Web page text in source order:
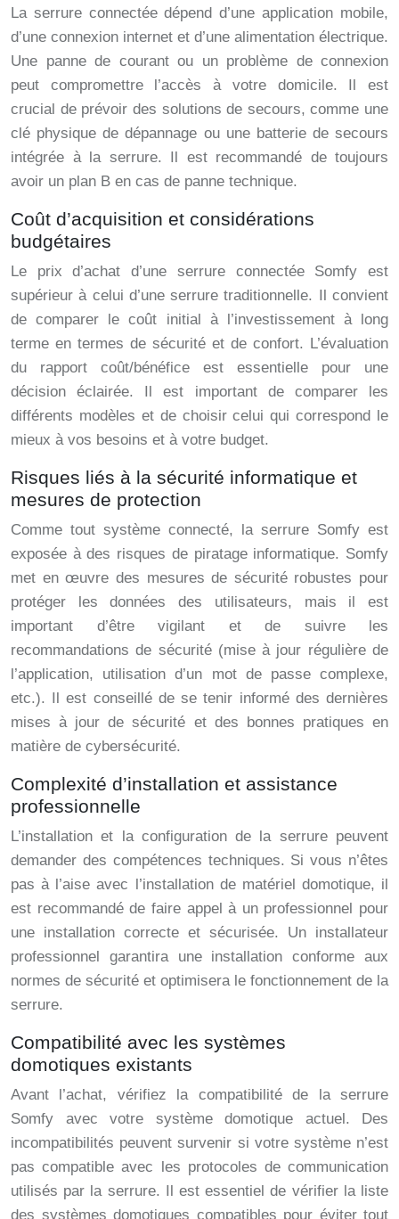
La serrure connectée dépend d’une application mobile,
d’une connexion internet et d’une alimentation électrique.
Une panne de courant ou un problème de connexion
peut compromettre l’accès à votre domicile. Il est
crucial de prévoir des solutions de secours, comme une
clé physique de dépannage ou une batterie de secours
intégrée à la serrure. Il est recommandé de toujours
avoir un plan B en cas de panne technique.
Coût d’acquisition et considérations
budgétaires
Le prix d’achat d’une serrure connectée Somfy est
supérieur à celui d’une serrure traditionnelle. Il convient
de comparer le coût initial à l’investissement à long
terme en termes de sécurité et de confort. L’évaluation
du rapport coût/bénéfice est essentielle pour une
décision éclairée. Il est important de comparer les
différents modèles et de choisir celui qui correspond le
mieux à vos besoins et à votre budget.
Risques liés à la sécurité informatique et
mesures de protection
Comme tout système connecté, la serrure Somfy est
exposée à des risques de piratage informatique. Somfy
met en œuvre des mesures de sécurité robustes pour
protéger les données des utilisateurs, mais il est
important d’être vigilant et de suivre les
recommandations de sécurité (mise à jour régulière de
l’application, utilisation d’un mot de passe complexe,
etc.). Il est conseillé de se tenir informé des dernières
mises à jour de sécurité et des bonnes pratiques en
matière de cybersécurité.
Complexité d’installation et assistance
professionnelle
L’installation et la configuration de la serrure peuvent
demander des compétences techniques. Si vous n’êtes
pas à l’aise avec l’installation de matériel domotique, il
est recommandé de faire appel à un professionnel pour
une installation correcte et sécurisée. Un installateur
professionnel garantira une installation conforme aux
normes de sécurité et optimisera le fonctionnement de la
serrure.
Compatibilité avec les systèmes
domotiques existants
Avant l’achat, vérifiez la compatibilité de la serrure
Somfy avec votre système domotique actuel. Des
incompatibilités peuvent survenir si votre système n’est
pas compatible avec les protocoles de communication
utilisés par la serrure. Il est essentiel de vérifier la liste
des systèmes domotiques compatibles pour éviter tout